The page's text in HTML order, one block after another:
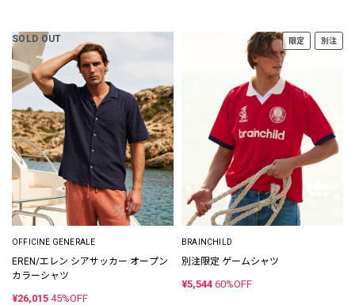
SOLD OUT
OFFICINE GENERALE
EREN/エレン シアサッカー オープン
カラーシャツ
¥26,015 45%OFF
限定 別注
BRAINCHILD
別注限定 ゲームシャツ
¥5,544 60%OFF